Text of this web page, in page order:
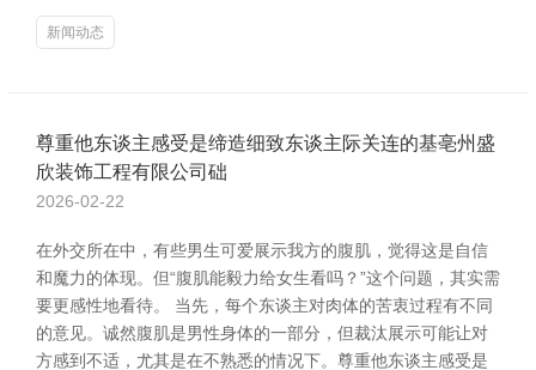
新闻动态
尊重他东谈主感受是缔造细致东谈主际关连的基亳州盛
欣装饰工程有限公司础
2026-02-22
在外交所在中，有些男生可爱展示我方的腹肌，觉得这是自信
和魔力的体现。但“腹肌能毅力给女生看吗？”这个问题，其实需
要更感性地看待。 当先，每个东谈主对肉体的苦衷过程有不同
的意见。诚然腹肌是男性身体的一部分，但裁汰展示可能让对
方感到不适，尤其是在不熟悉的情况下。尊重他东谈主感受是